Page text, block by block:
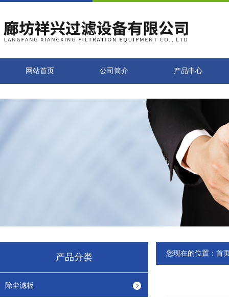
网站首页 公司简介 产品中心
产品分类
除尘滤板
您现在的位置： 首